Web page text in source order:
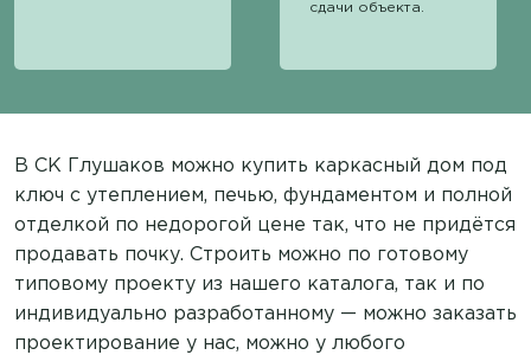
сдачи объекта.
В СК Глушаков можно купить каркасный дом под
ключ с утеплением, печью, фундаментом и полной
отделкой по недорогой цене так, что не придётся
продавать почку. Строить можно по готовому
типовому проекту из нашего каталога, так и по
индивидуально разработанному — можно заказать
проектирование у нас, можно у любого